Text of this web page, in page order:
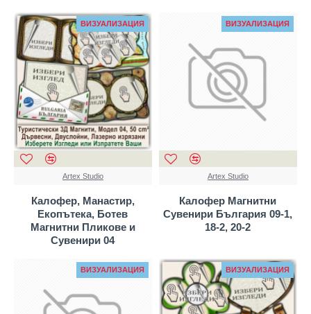
ВИЗУАЛИЗАЦИЯ
Artex Studio
Калофер, Манастир,
Екопътека, Ботев
Магнитни Пликове и
Сувенири 04
ВИЗУАЛИЗАЦИЯ
Artex Studio
Калофер Магнитни
Сувенири България 09-1,
18-2, 20-2
ВИЗУАЛИЗАЦИЯ ВИЗУАЛИЗАЦИЯ